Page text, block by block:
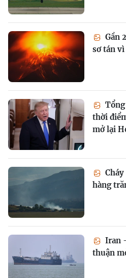
Gần
sơ tán
thời
mở lại
hàng
Iran
thuận